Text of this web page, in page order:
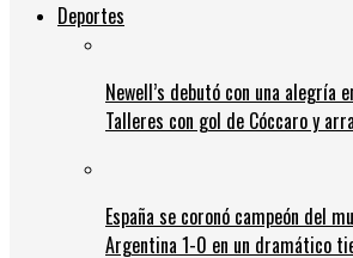
Deportes
Newell’s debutó con una alegría
Talleres con gol de Cóccaro y
España se coronó campeón del
Argentina 1-0 en un dramático